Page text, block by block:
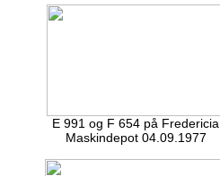
E 991 og F 654 på Fredericia
Maskindepot 04.09.1977